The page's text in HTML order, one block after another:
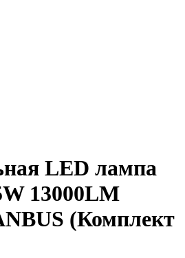
LED лампа
13000LM
(Комплект